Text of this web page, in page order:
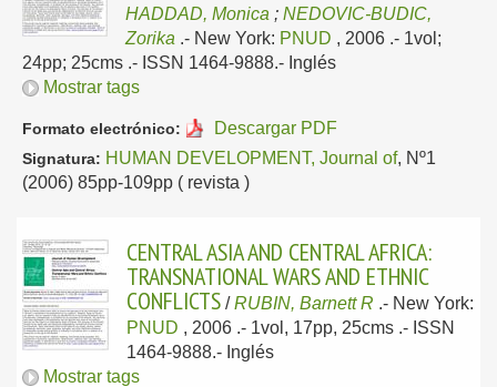
HADDAD, Monica ; NEDOVIC-BUDIC,
Zorika .- New York: PNUD , 2006 .- 1vol;
24pp; 25cms .- ISSN 1464-9888.- Inglés
Mostrar tags
Formato electrónico: Descargar PDF
Signatura: HUMAN DEVELOPMENT, Journal of, Nº1
(2006) 85pp-109pp ( revista )
CENTRAL ASIA AND CENTRAL AFRICA:
TRANSNATIONAL WARS AND ETHNIC
CONFLICTS /RUBIN, Barnett R .- New York:
PNUD , 2006 .- 1vol, 17pp, 25cms .- ISSN
1464-9888.- Inglés
Mostrar tags